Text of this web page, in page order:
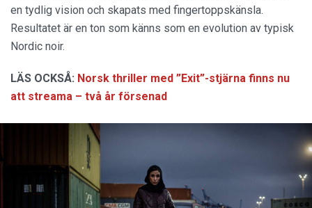
en tydlig vision och skapats med fingertoppskänsla.
Resultatet är en ton som känns som en evolution av typisk
Nordic noir.
LÄS OCKSÅ: Norsk thriller med ”Exit”-stjärna finns nu
att streama – två år försenad